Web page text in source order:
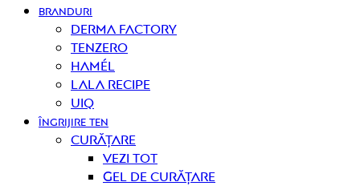
BRANDURI
Derma Factory
Tenzero
Hamél
Lala Recipe
UIQ
ÎNGRIJIRE TEN
curățare
Vezi tot
Gel de curățare